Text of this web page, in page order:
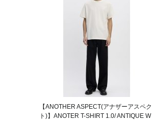
【ANOTHER ASPECT(アナザーアスペク
ト)】ANOTER T-SHIRT 1.0/ ANTIQUE W